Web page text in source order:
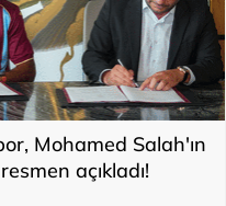
Mohamed Salah'ın
açıkladı!